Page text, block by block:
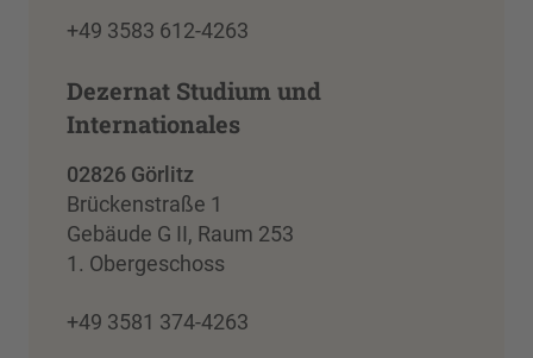
+49 3583 612-4263
Dezernat Studium und
Internationales
02826 Görlitz
Brückenstraße 1
Gebäude G II, Raum 253
1. Obergeschoss
+49 3581 374-4263